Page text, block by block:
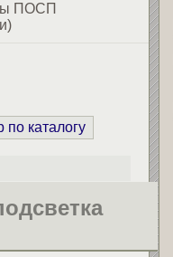
ПОСП
по каталогу